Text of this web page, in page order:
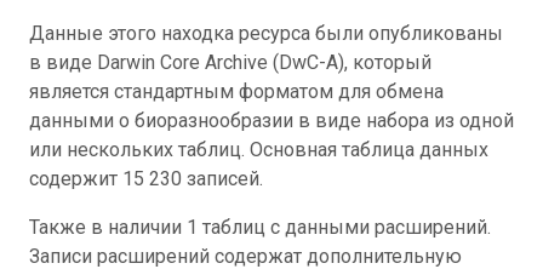
Данные этого находка ресурса были опубликованы
в виде Darwin Core Archive (DwC-A), который
является стандартным форматом для обмена
данными о биоразнообразии в виде набора из одной
или нескольких таблиц. Основная таблица данных
содержит 15 230 записей.
Также в наличии 1 таблиц с данными расширений.
Записи расширений содержат дополнительную